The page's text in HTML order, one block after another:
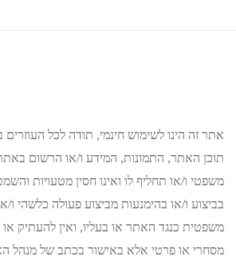
אתר זה הינו לשימוש חינמי, תודה לכל העוזרים
תוכן האתר, התמונות, המידע ו/או הרשום באתר
משפטי ו/או תחליף לו ואינו חסין מטעויות
בביצוע ו/או בהימנעות מביצוע פעולה כלשהי
משפטית כנגד האתר או בעליו, ואין להעתיק
מסחרי או פרטי אלא באישור בכתב של מנהל